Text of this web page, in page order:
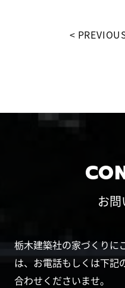
お
栃木建築社の家づくりに
は、お電話もしくは下記
合わせくださいませ。